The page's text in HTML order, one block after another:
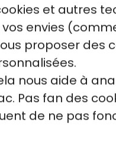
et autres
envies
proposer
nous aide à
Pas fan des
de ne pas
au
Faire